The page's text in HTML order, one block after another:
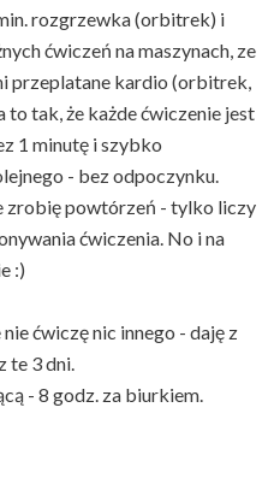
rozgrzewka (orbitrek) i
ćwiczeń na maszynach, ze
przeplatane kardio (orbitrek,
to tak, że każde ćwiczenie jest
1 minutę i szybko
- bez odpoczynku.
zrobię powtórzeń - tylko liczy
ćwiczenia. No i na
:)
ćwiczę nic innego - daję z
te 3 dni.
- 8 godz. za biurkiem.